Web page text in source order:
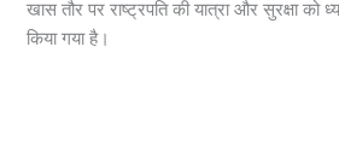
खास तौर पर राष्ट्रपति की यात्रा और सुरक्षा को
किया गया है।